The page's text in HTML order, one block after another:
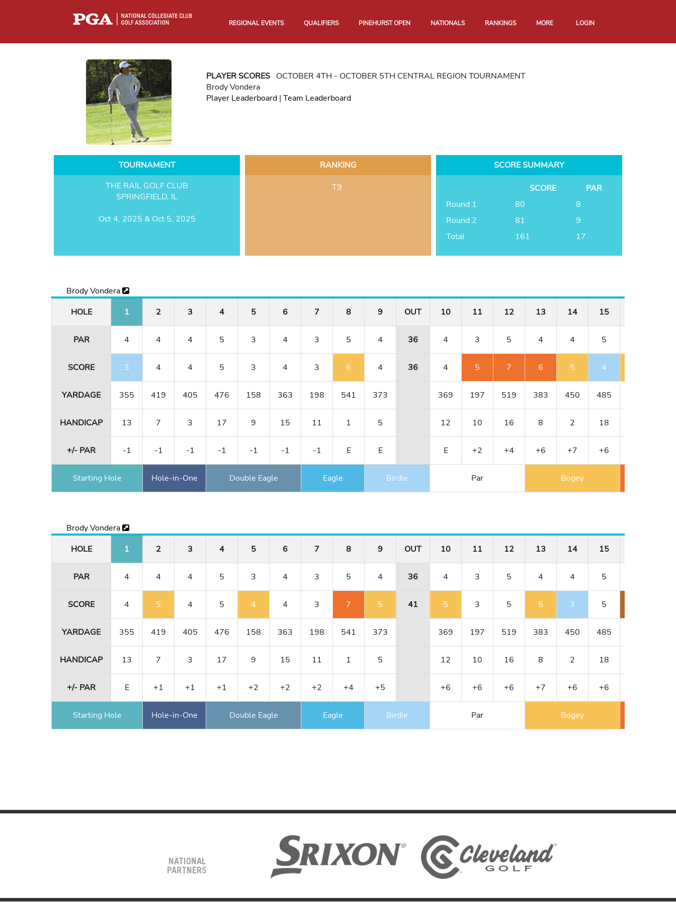
REGIONAL EVENTS QUALIFIERS PINEHURST OPEN NATIONALS RANKINGS MORE LOGIN
PLAYER SCORESOCTOBER 4TH - OCTOBER 5TH CENTRAL REGION TOURNAMENT
Brody Vondera
Player Leaderboard| Team Leaderboard
TOURNAMENT
THE RAIL GOLF CLUB
SPRINGFIELD, IL
Oct 4, 2025 & Oct 5, 2025
RANKING
T9
SCORE SUMMARY
SCORE
PAR
Round 1
80
8
Round 2
81
9
Total
161 17
Brody Vondera
HOLE
1 2 3 4 5 6 7 8 9 OUT 10 11 12 13 14 15
PAR 4 4 4 5 3 4 3 5 4 36 4 3 5 4 4 5
SCORE 3 4 4 5 3 4 3 6 4 36 4 5 7 6 5 4
YARDAGE 355 419 405 476 158 363 198 541 373 369 197 519 383 450 485
HANDICAP 13 7 3 17 9 15 11 1 5 12 10 16 8 2 18
+/- PAR -1 -1 -1 -1 -1 -1 -1 E E E +2 +4 +6 +7 +6
Starting Hole Hole-in-One Double Eagle Eagle Birdie Par Bogey
Brody Vondera
HOLE
1 2 3 4 5 6 7 8 9 OUT 10 11 12 13 14 15
PAR 4 4 4 5 3 4 3 5 4 36 4 3 5 4 4 5
SCORE 4 5 4 5 4 4 3 7 5 41 5 3 5 5 3 5
YARDAGE 355 419 405 476 158 363 198 541 373 369 197 519 383 450 485
HANDICAP 13 7 3 17 9 15 11 1 5 12 10 16 8 2 18
+/- PAR E +1 +1 +1 +2 +2 +2 +4 +5 +6 +6 +6 +7 +6 +6
Starting Hole Hole-in-One Double Eagle Eagle Birdie Par Bogey
NATIONAL
PARTNERS